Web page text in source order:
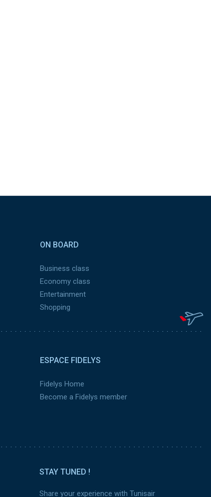
ON BOARD
Business class
Economy class
Entertainment
Shopping
ESPACE FIDELYS
Fidelys Home
Become a Fidelys member
STAY TUNED !
Share your experience with Tunisair